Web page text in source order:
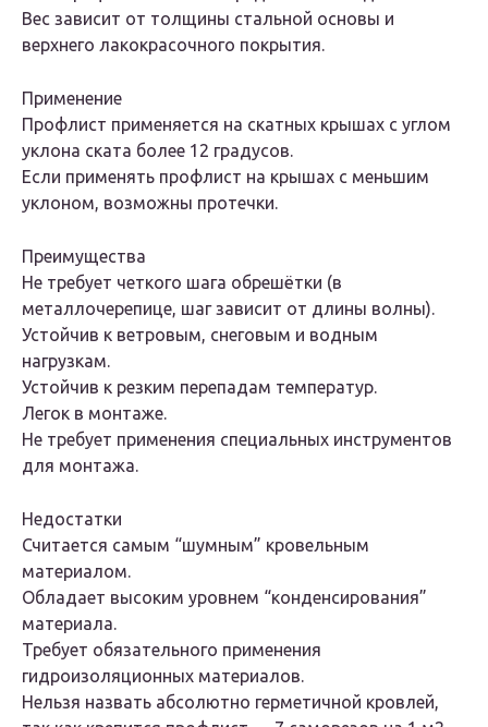
Вес зависит от толщины стальной основы и
верхнего лакокрасочного покрытия.
Применение
Профлист применяется на скатных крышах с углом
уклона ската более 12 градусов.
Если применять профлист на крышах с меньшим
уклоном, возможны протечки.
Преимущества
Не требует четкого шага обрешётки (в
металлочерепице, шаг зависит от длины волны).
Устойчив к ветровым, снеговым и водным
нагрузкам.
Устойчив к резким перепадам температур.
Легок в монтаже.
Не требует применения специальных инструментов
для монтажа.
Недостатки
Считается самым “шумным” кровельным
материалом.
Обладает высоким уровнем “конденсирования”
материала.
Требует обязательного применения
гидроизоляционных материалов.
Нельзя назвать абсолютно герметичной кровлей,